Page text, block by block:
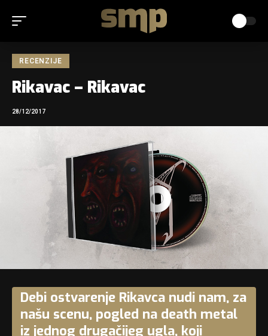
RECENZIJE
Rikavac – Rikavac
28/12/2017
Debi ostvarenje Rikavca nudi nam, za
našu scenu, pogled na death metal
iz jednog drugačijeg ugla, koji